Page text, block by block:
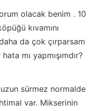
olacak benim . 10
kıvamını
da çok çırparsam
mı yapmışımdır?
sürmez normalde
var. Mikserinin